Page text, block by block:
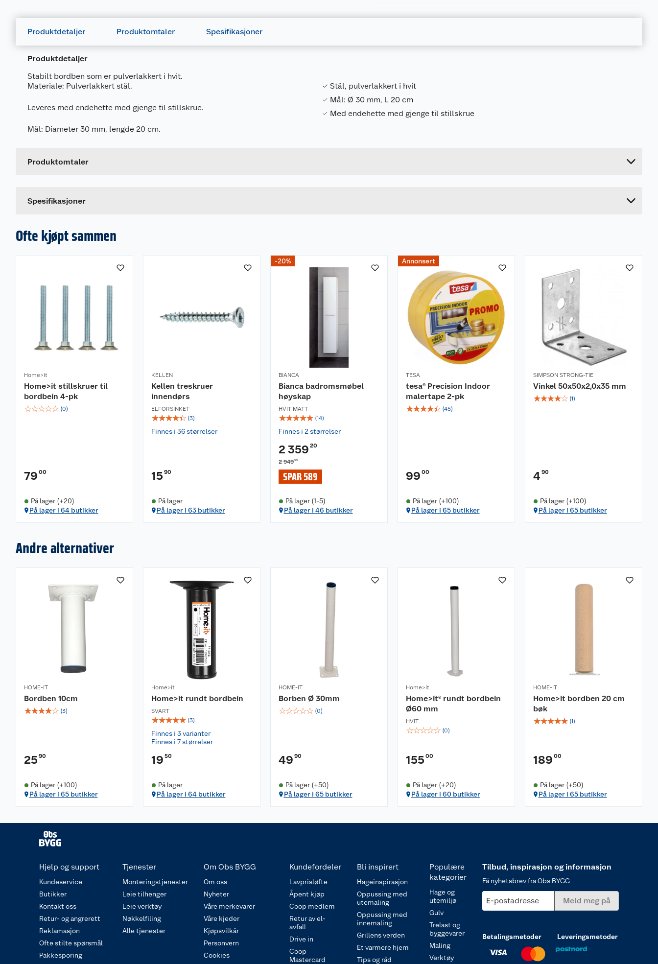
Produktdetaljer Produktomtaler Spesifikasjoner
Produktdetaljer
Stabilt bordben som er pulverlakkert i hvit.
Materiale: Pulverlakkert stål.
Leveres med endehette med gjenge til stillskrue.
Mål: Diameter 30 mm, lengde 20 cm.
Stål, pulverlakkert i hvit
Mål: Ø 30 mm, L 20 cm
Med endehette med gjenge til stillskrue
Produktomtaler
Spesifikasjoner
Generelt
Leverandørens artikkelnummer
Ofte kjøpt sammen
Home>it
Home>it stillskruer til
bordbein 4-pk
☆☆☆☆☆ (0)
79 00
På lager (+20)
På lager i 64 butikker
KELLEN
Kellen treskruer
innendørs
ELFORSINKET
☆☆☆☆☆ (3)
Finnes i 36 størrelser
15 90
På lager
På lager i 63 butikker
-20%
BIANCA
Bianca badromsmøbel
høyskap
HVIT MATT
☆☆☆☆☆ (14)
Finnes i 2 størrelser
2 359 20
2 94900
SPAR 589
På lager (1-5)
På lager i 46 butikker
Annonsert
TESA
tesa® Precision Indoor
malertape 2-pk
☆☆☆☆☆ (45)
99 00
På lager (+100)
På lager i 65 butikker
SIMPSON STRONG-TIE
Vinkel 50x50x2,0x35 mm
☆☆☆☆☆ (1)
490
På lager (+100)
På lager i 65 butikker
Andre alternativer
HOME-IT
Bordben 10cm
☆☆☆☆☆ (3)
25 90
På lager (+100)
På lager i 65 butikker
Home>it
Home>it rundt bordbein
SVART
☆☆☆☆☆ (3)
Finnes i 3 varianter
Finnes i 7 størrelser
19 50
På lager
På lager i 64 butikker
HOME-IT
Borben Ø 30mm
☆☆☆☆☆ (0)
49 90
På lager (+50)
På lager i 65 butikker
Home>it
Home>it® rundt bordbein
Ø60 mm
HVIT
☆☆☆☆☆ (0)
155 00
På lager (+20)
På lager i 60 butikker
HOME-IT
Home>it bordben 20 cm
bøk
☆☆☆☆☆ (1)
189 00
På lager (+50)
På lager i 65 butikker
Hjelp og support
Kundeservice
Butikker
Kontakt oss
Retur- og angrerett
Reklamasjon
Ofte stilte spørsmål
Pakkesporing
Tjenester
Monteringstjenester
Leie tilhenger
Leie verktøy
Nøkkelfiling
Alle tjenester
Om Obs BYGG
Om oss
Nyheter
Våre merkevarer
Våre kjeder
Kjøpsvilkår
Personvern
Cookies
Kundefordeler
Lavprisløfte
Åpent kjøp
Coop medlem
Retur av el-
avfall
Drive in
Coop
Mastercard
Bli inspirert
Hageinspirasjon
Oppussing med
utemaling
Oppussing med
innemaling
Grillens verden
Et varmere hjem
Tips og råd
Populære
kategorier
Hage og
utemiljø
Gulv
Trelast og
byggevarer
Maling
Verktøy
Tilbud, inspirasjon og informasjon
Få nyhetsbrev fra Obs BYGG
E-postadresse Meld meg på
Betalingsmetoder Leveringsmetoder